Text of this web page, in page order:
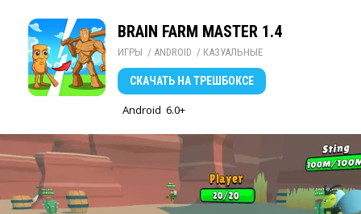
BRAIN FARM MASTER 1.4
ИГРЫ / ANDROID / КАЗУАЛЬНЫЕ
СКАЧАТЬ НА ТРЕШБОКСЕ
Android 6.0+